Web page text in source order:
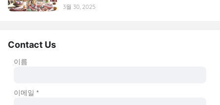
3월 30, 2025
Contact Us
이름
이메일*